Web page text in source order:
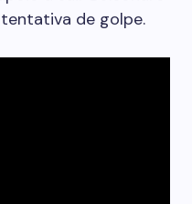
de golpe.